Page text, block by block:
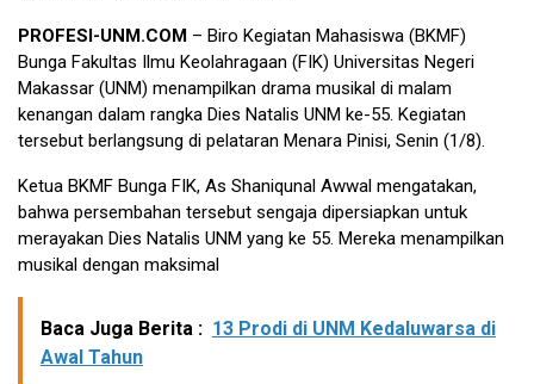
PROFESI-UNM.COM – Biro Kegiatan Mahasiswa (BKMF)
Bunga Fakultas Ilmu Keolahragaan (FIK) Universitas Negeri
Makassar (UNM) menampilkan drama musikal di malam
kenangan dalam rangka Dies Natalis UNM ke-55. Kegiatan
tersebut berlangsung di pelataran Menara Pinisi, Senin (1/8).
Ketua BKMF Bunga FIK, As Shaniqunal Awwal mengatakan,
bahwa persembahan tersebut sengaja dipersiapkan untuk
merayakan Dies Natalis UNM yang ke 55. Mereka menampilkan
musikal dengan maksimal
Baca Juga Berita : 13 Prodi di UNM Kedaluwarsa di
Awal Tahun